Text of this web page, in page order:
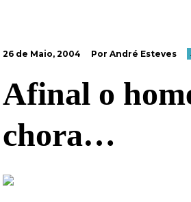
26 de Maio, 2004 Por André Esteves
Afinal o
chora…